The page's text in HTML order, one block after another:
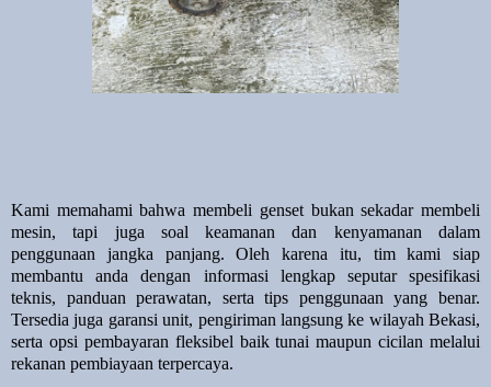
Kami memahami bahwa membeli genset bukan sekadar membeli
mesin, tapi juga soal keamanan dan kenyamanan dalam
penggunaan jangka panjang. Oleh karena itu, tim kami siap
membantu anda dengan informasi lengkap seputar spesifikasi
teknis, panduan perawatan, serta tips penggunaan yang benar.
Tersedia juga garansi unit, pengiriman langsung ke wilayah Bekasi,
serta opsi pembayaran fleksibel baik tunai maupun cicilan melalui
rekanan pembiayaan terpercaya.